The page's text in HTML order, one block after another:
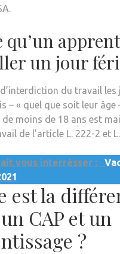
qu’un
un jour
du travail
– « quel que soit leur âge
moins de 18 ans est
de l’article L. 222-2 et L.
vous interrésser :
est la
CAP et un
?